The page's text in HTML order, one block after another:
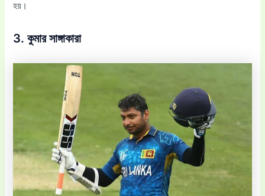
হয়।
3. কুমার সাঙ্গাকারা